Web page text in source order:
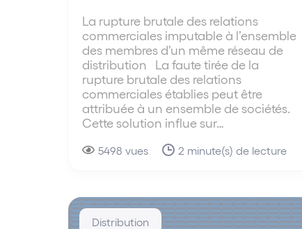
La rupture brutale des relations
commerciales imputable à l’ensemble
des membres d’un même réseau de
distribution La faute tirée de la
rupture brutale des relations
commerciales établies peut être
attribuée à un ensemble de sociétés.
Cette solution influe sur…
5498 vues 2 minute(s) de lecture
Distribution